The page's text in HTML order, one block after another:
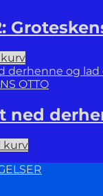
OTTO
ned
kurv